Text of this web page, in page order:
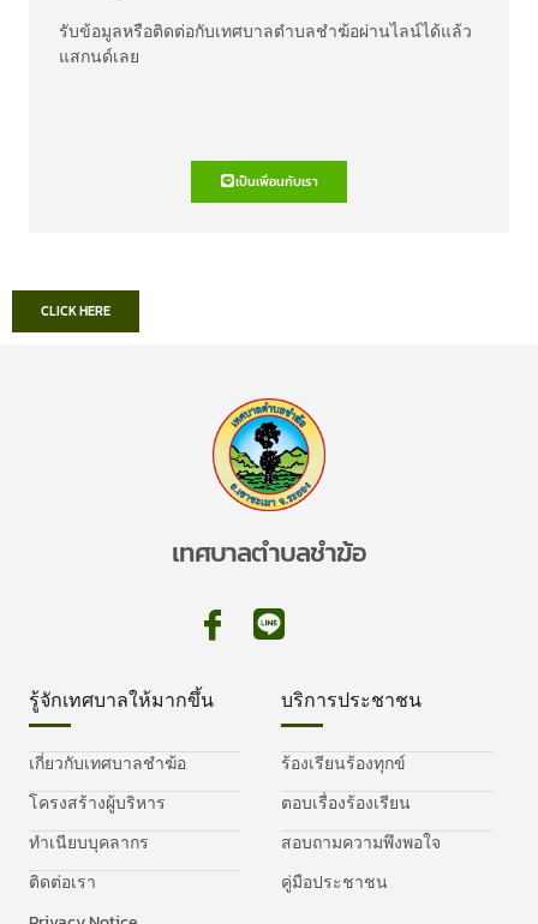
รับข้อมูลหรือติดต่อกับเทศบาลตำบลชำฆ้อผ่านไลน์ได้แล้ว
แสกนด์เลย
เป็นเพื่อนกับเรา
CLICK HERE
เทศบาลตำบลชำฆ้อ
รู้จักเทศบาลให้มากขึ้น
เกี่ยวกับเทศบาลชำฆ้อ
โครงสร้างผู้บริหาร
ทำเนียบบุคลากร
ติดต่อเรา
บริการประชาชน
ร้องเรียนร้องทุกข์
ตอบเรื่องร้องเรียน
สอบถามความพึงพอใจ
คู่มือประชาชน